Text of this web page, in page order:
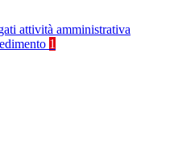
attività amministrativa
1